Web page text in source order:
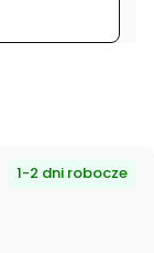
1-2 dni robocze